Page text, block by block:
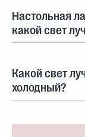
Настольная
какой свет
Какой свет
холодный?